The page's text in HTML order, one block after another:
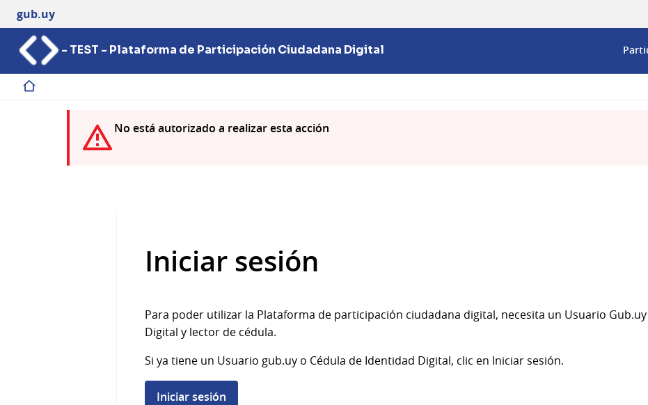
gub.uy
- TEST - Plataforma de Participación Ciudadana Digital
Inicio
No está autorizado a realizar esta acción
Iniciar sesión
Para poder utilizar la Plataforma de participación ciudadana digital, necesita un Usuario
Digital y lector de cédula.
Si ya tiene un Usuario gub.uy o Cédula de Identidad Digital, clic en Iniciar sesión.
Iniciar sesión